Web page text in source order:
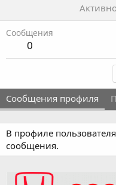
Сообщения
0
Сообщения профиля
В профиле
сообщения.